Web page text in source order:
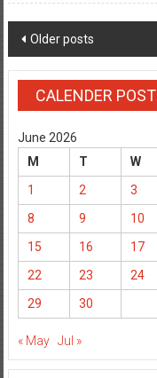
Posts
navigation
Older posts
CALENDER POST
June 2026
M
T W
1
2 3
8
9 10
15
16 17
22
23 24
29
30
« May Jul »